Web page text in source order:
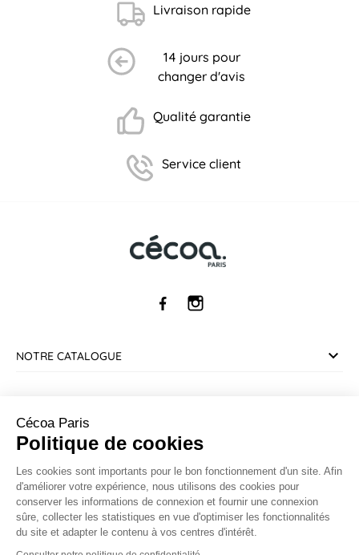
(3 avis)
Livraison rapide
14 jours pour
changer d'avis
Qualité garantie
Service client
NOTRE CATALOGUE
INFORMATIONS
CONTACT
Marchand approuvé par la Société des Avis Garantis,
Cécoa Paris
Politique de cookies
Les cookies sont importants pour le bon fonctionnement d'un site. Afin
d'améliorer votre expérience, nous utilisons des cookies pour
conserver les informations de connexion et fournir une connexion
sûre, collecter les statistiques en vue d'optimiser les fonctionnalités
du site et adapter le contenu à vos centres d'intérêt.